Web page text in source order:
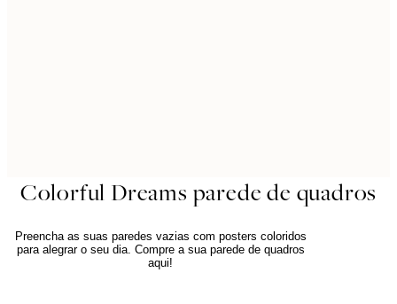
Colorful Dreams parede de quadros
Preencha as suas paredes vazias com posters coloridos
para alegrar o seu dia. Compre a sua parede de quadros
aqui!